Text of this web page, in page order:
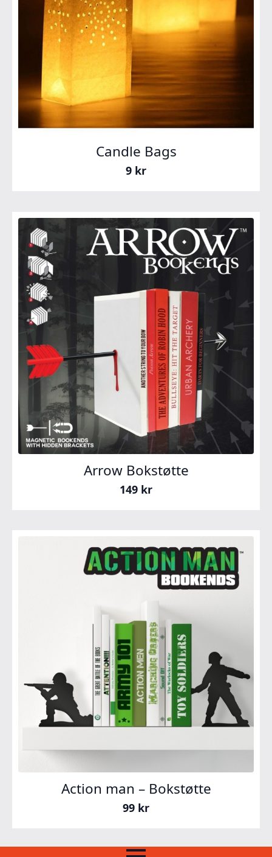
Candle Bags
9 kr
Arrow Bokstøtte
149 kr
Action man – Bokstøtte
99 kr